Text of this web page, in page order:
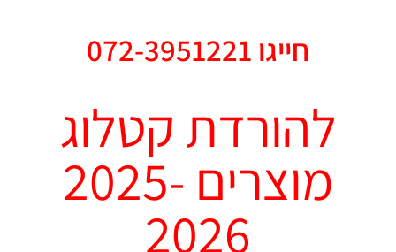
חייגו 072-3951221
להורדת קטלוג
מוצרים 2025-
2026